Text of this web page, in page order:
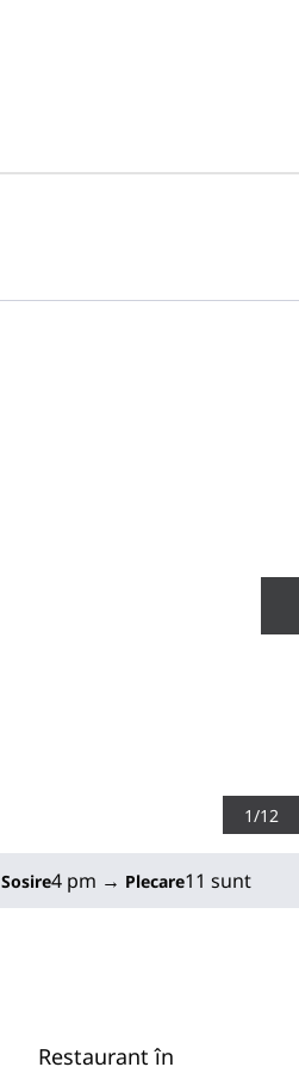
1/12
Sosire4 pm → Plecare11 sunt
Restaurant în